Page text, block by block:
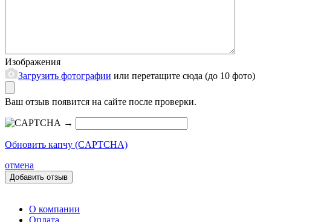
Изображения
Загрузить фотографии или перетащите сюда (до 10 фото)
Ваш отзыв появится на сайте после проверки.
→
Обновить капчу (CAPTCHA)
отмена
О компании
Оплата